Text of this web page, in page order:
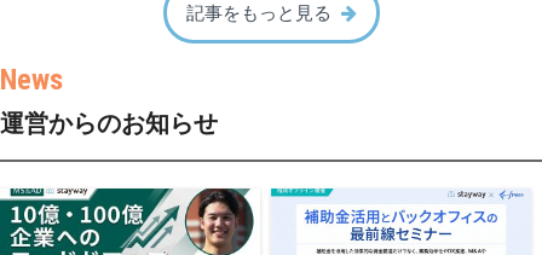
記事をもっと見る
運営からのお知らせ